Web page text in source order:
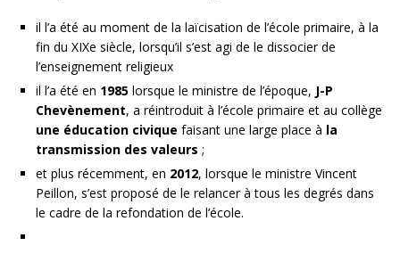
il l’a été au moment de la laïcisation de l’école primaire, à la
fin du XIXe siècle, lorsqu’il s’est agi de le dissocier de
l’enseignement religieux
il l’a été en 1985 lorsque le ministre de l’époque, J-P
Chevènement, a réintroduit à l’école primaire et au collège
une éducation civique faisant une large place à la
transmission des valeurs ;
et plus récemment, en 2012, lorsque le ministre Vincent
Peillon, s’est proposé de le relancer à tous les degrés dans
le cadre de la refondation de l’école.